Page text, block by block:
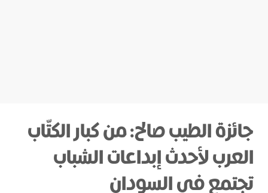
جائزة الطيب صالح: من كبار الكتّاب
العرب لأحدث إبداعات الشباب
تجتمع في السودان